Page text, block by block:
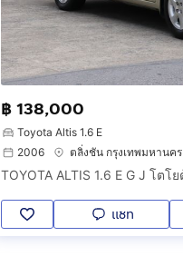
฿ 138,000
Toyota Altis 1.6 E
2006
ตลิ่งชัน กรุงเทพมหานคร
แชท